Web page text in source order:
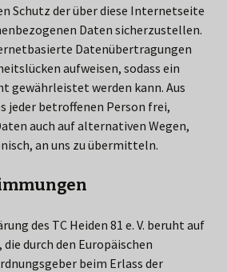
Schutz der über diese Internetseite
Daten sicherzustellen.
Datenübertragungen
aufweisen, sodass ein
gewährleistet werden kann. Aus
jeder betroffenen Person frei,
auch auf alternativen Wegen,
an uns zu übermitteln.
des TC Heiden 81 e. V. beruht auf
durch den Europäischen
beim Erlass der